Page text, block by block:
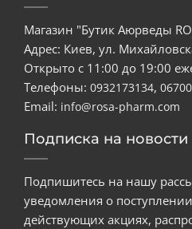
Магазин "Бутик Аюрведы
Адрес: Киев, ул.
Открыто с 11:00 до 19:00
Телефоны: 0932173134,
Email: info@rosa-pharm.com
Подписка на новости
Подпишитесь на нашу
уведомления о
действующих акциях,